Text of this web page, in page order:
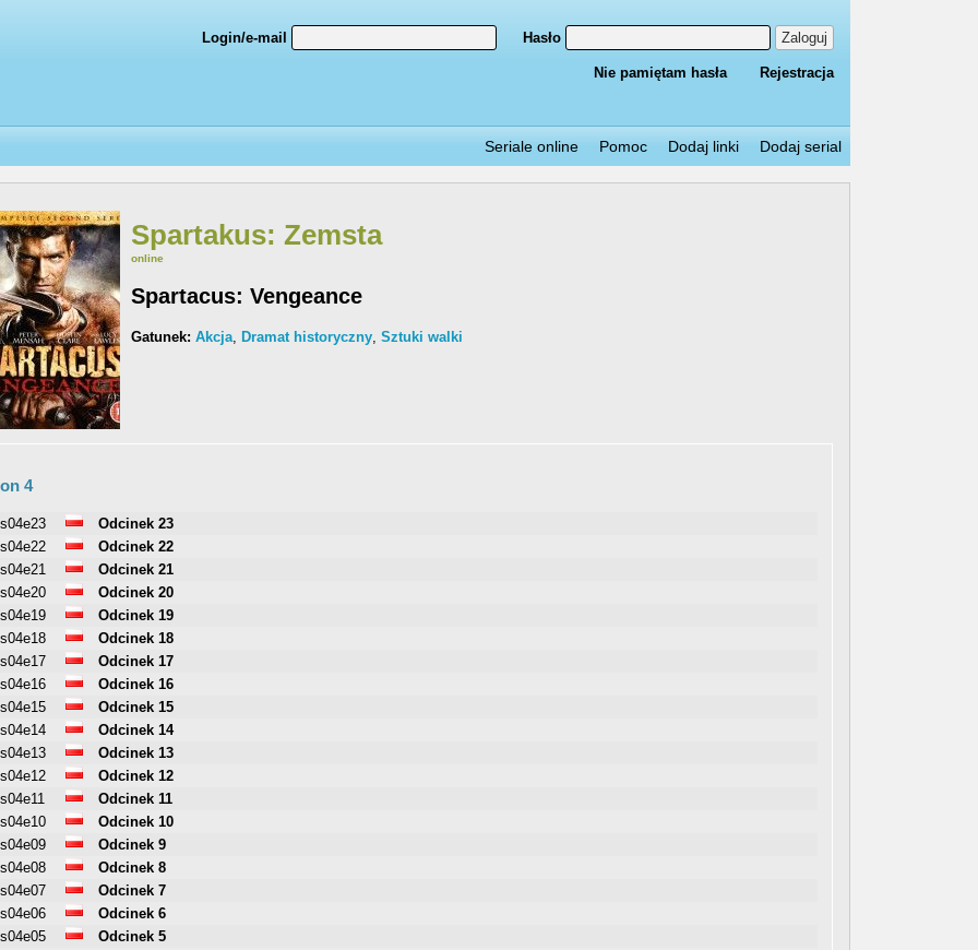
Login/e-mail Hasło Zaloguj
Nie pamiętam hasła Rejestracja
Seriale online Pomoc Dodaj linki Dodaj serial
Spartakus: Zemsta
online
Spartacus: Vengeance
Gatunek: Akcja Dramat historyczny Sztuki walki
4
s04e23
Odcinek 23
s04e22
Odcinek 22
s04e21
Odcinek 21
s04e20
Odcinek 20
s04e19
Odcinek 19
s04e18
Odcinek 18
s04e17
Odcinek 17
s04e16
Odcinek 16
s04e15
Odcinek 15
s04e14
Odcinek 14
s04e13
Odcinek 13
s04e12
Odcinek 12
s04e11
Odcinek 11
s04e10
Odcinek 10
s04e09
Odcinek 9
s04e08
Odcinek 8
s04e07
Odcinek 7
s04e06
Odcinek 6
s04e05
Odcinek 5